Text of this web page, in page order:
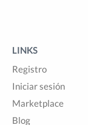
LINKS
Registro
Iniciar sesión
Marketplace
Blog